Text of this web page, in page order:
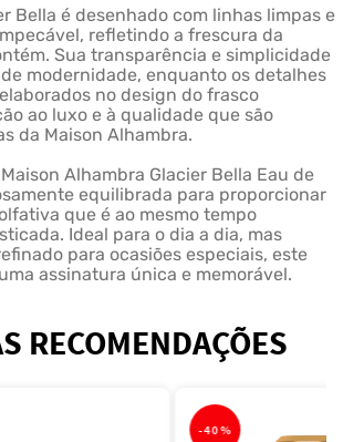
Bella é desenhado com linhas limpas e
refletindo a frescura da
Sua transparência e simplicidade
modernidade, enquanto os detalhes
no design do frasco
ao luxo e à qualidade que são
da Maison Alhambra.
Alhambra Glacier Bella Eau de
equilibrada para proporcionar
que é ao mesmo tempo
Ideal para o dia a dia, mas
para ocasiões especiais, este
assinatura única e memorável.
RECOMENDAÇÕES
-40%